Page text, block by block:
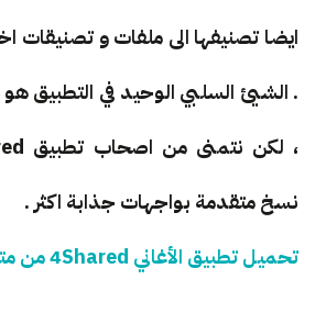
ايضا تصنيفها الى ملفات و
. الشيئ السلبي الوحيد في التطبيق هو
نسخ متقدمة بواجهات جذابة اكثر .
تحميل تطبيق الأغاني 4Shared من متجر جوجل.